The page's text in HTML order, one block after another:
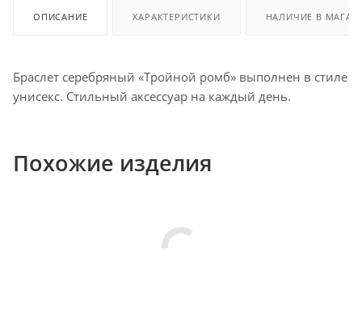
ОПИСАНИЕ ХАРАКТЕРИСТИКИ НАЛИЧИЕ В
Браслет серебряный «Тройной ромб» выполнен в стиле
унисекс. Стильный аксессуар на каждый день.
Похожие изделия